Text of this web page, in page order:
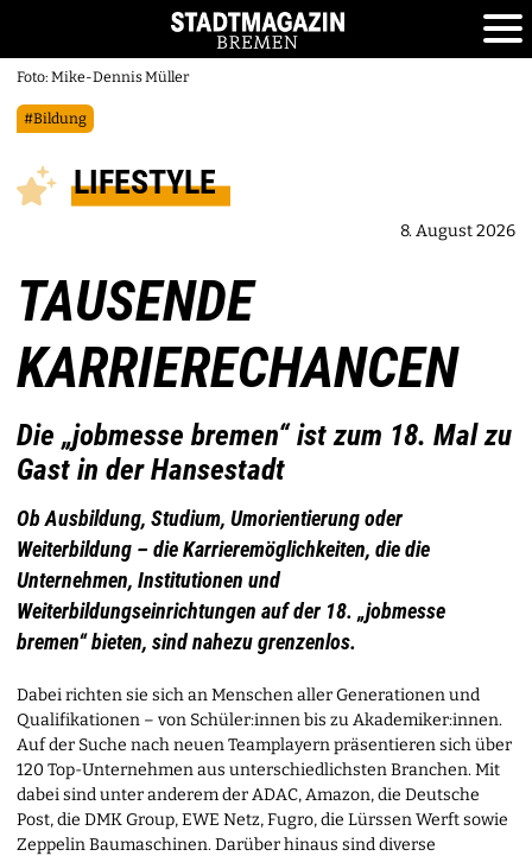
Foto: Mike-Dennis Müller
#Bildung
LIFESTYLE
8. August 2026
TAUSENDE
KARRIERECHANCEN
Die „jobmesse bremen“ ist zum 18. Mal zu
Gast in der Hansestadt
Ob Ausbildung, Studium, Umorientierung oder
Weiterbildung – die Karrieremöglichkeiten, die die
Unternehmen, Institutionen und
Weiterbildungseinrichtungen auf der 18. „jobmesse
bremen“ bieten, sind nahezu grenzenlos.
Dabei richten sie sich an Menschen aller Generationen und
Qualifikationen – von Schüler:innen bis zu Akademiker:innen.
Auf der Suche nach neuen Teamplayern präsentieren sich über
120 Top-Unternehmen aus unterschiedlichsten Branchen. Mit
dabei sind unter anderem der ADAC, Amazon, die Deutsche
Post, die DMK Group, EWE Netz, Fugro, die Lürssen Werft sowie
Zeppelin Baumaschinen. Darüber hinaus sind diverse